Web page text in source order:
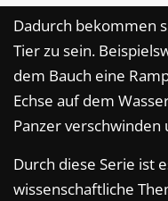
Dadurch bekommen
Tier zu sein.
dem Bauch eine
Echse auf dem
Panzer verschwinden
Durch diese Serie ist
wissenschaftliche